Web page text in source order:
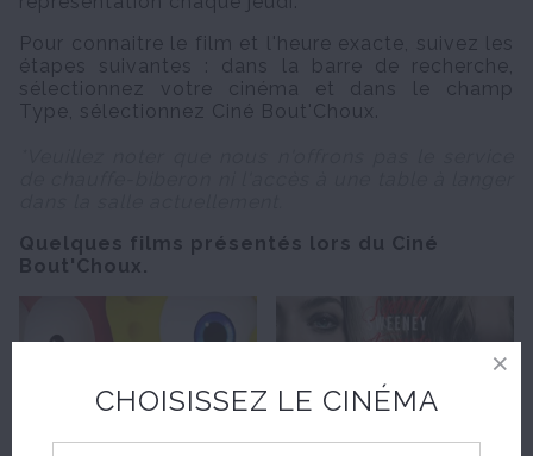
Pour connaitre le film et l'heure exacte, suivez les
étapes suivantes : dans la barre de recherche,
sélectionnez votre cinéma et dans le champ
Type, sélectionnez Ciné Bout'Choux.
Quelques films présentés lors du Ciné
Bout'Choux.
CHOISISSEZ LE CINÉMA